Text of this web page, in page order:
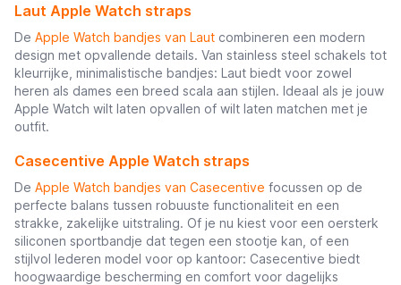
Laut Apple Watch straps
De Apple Watch bandjes van Laut combineren een modern
design met opvallende details. Van stainless steel schakels tot
kleurrijke, minimalistische bandjes: Laut biedt voor zowel
heren als dames een breed scala aan stijlen. Ideaal als je jouw
Apple Watch wilt laten opvallen of wilt laten matchen met je
outfit.
Casecentive Apple Watch straps
De Apple Watch bandjes van Casecentive focussen op de
perfecte balans tussen robuuste functionaliteit en een
strakke, zakelijke uitstraling. Of je nu kiest voor een oersterk
siliconen sportbandje dat tegen een stootje kan, of een
stijlvol lederen model voor op kantoor: Casecentive biedt
hoogwaardige bescherming en comfort voor dagelijks